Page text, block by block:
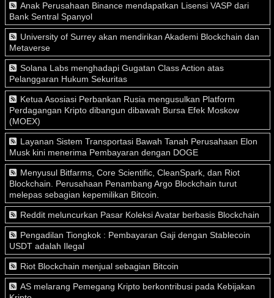
Anak Perusahaan Binance mendapatkan Lisensi VASP dari
Bank Sentral Spanyol
University of Surrey akan mendirikan Akademi Blockchain dan
Metaverse
Solana Labs menghadapi Gugatan Class Action atas
Pelanggaran Hukum Sekuritas
Ketua Asosiasi Perbankan Rusia mengusulkan Platform
Perdagangan Kripto dibangun dibawah Bursa Efek Moskow
(MOEX)
Layanan Sistem Transportasi Bawah Tanah Perusahaan Elon
Musk kini menerima Pembayaran dengan DOGE
Menyusul Bitfarms, Core Scientific, CleanSpark, dan Riot
Blockchain. Perusahaan Penambang Argo Blockchain turut
melepas sebagian kepemilikan Bitcoin.
Reddit meluncurkan Pasar Koleksi Avatar berbasis Blockchain
Pengadilan Tiongkok : Pembayaran Gaji dengan Stablecoin
USDT adalah Ilegal
Riot Blockchain menjual sebagian Bitcoin
AS melarang Pemegang Kripto berkontribusi pada Kebijakan